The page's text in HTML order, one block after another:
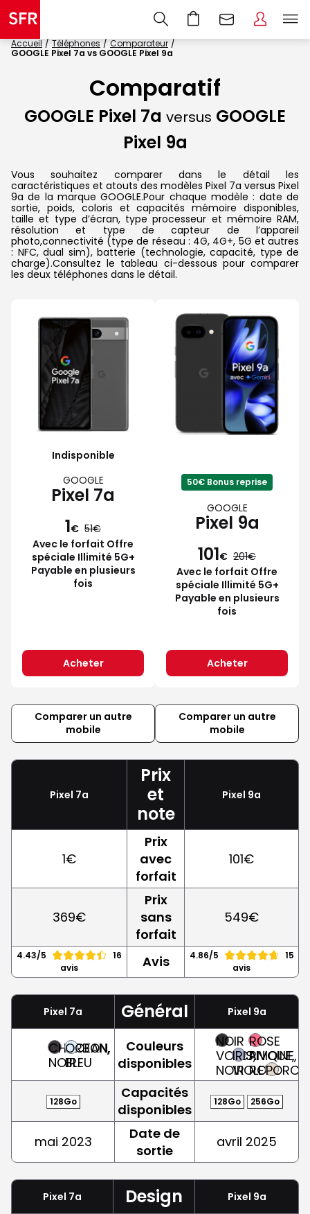
Accueil Téléphones
Comparateur
GOOGLE Pixel 7a vs GOOGLE Pixel 9a
Comparatif
GOOGLE Pixel 7a versus GOOGLE
Pixel 9a
Vous souhaitez comparer dans le détail les
caractéristiques et atouts des modèles Pixel 7a versus Pixel
9a de la marque GOOGLE.Pour chaque modèle : date de
sortie, poids, coloris et capacités mémoire disponibles,
taille et type d’écran, type processeur et mémoire RAM,
résolution et type de capteur de l’appareil
photo,connectivité (type de réseau : 4G, 4G+, 5G et autres
: NFC, dual sim), batterie (technologie, capacité, type de
charge).Consultez le tableau ci-dessous pour comparer
les deux téléphones dans le détail.
Indisponible
GOOGLE
Pixel 7a
1€ 51
Avec le forfait Offre
spéciale Illimité 5G+
Payable en plusieurs
fois
Acheter
50€ Bonus reprise
GOOGLE
Pixel 9a
101€ 201
Avec le forfait Offre
spéciale Illimité 5G+
Payable en plusieurs
fois
Acheter
Comparer un autre
mobile
Comparer un autre
mobile
Pixel 7a
Prix
et
note
Pixel 9a
1€
Prix
avec
forfait
101€
369€
Prix
sans
forfait
549€
4.43/5
16
avis
Avis 4.86/5
15
avis
Pixel 7a Général Pixel 9a
CHARBON,
NOIR
OCEAN,
BLEU
Couleurs
disponibles
NOIR
VOLCANIQUE,
NOIR
IRIS,
VIOLET
ROSE
PIVOINE,
ROSE
128Go
Capacités
disponibles
128Go 256Go
mai 2023
Date de
sortie
avril 2025
Pixel 7a Design Pixel 9a